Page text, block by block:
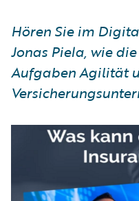
Hören Sie im
Jonas Piela, wie
Aufgaben Agilität